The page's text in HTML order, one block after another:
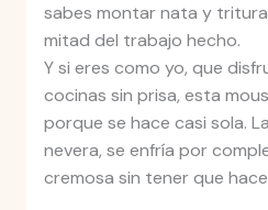
sabes montar nata y
mitad del trabajo hecho.
Y si eres como yo, que
cocinas sin prisa, esta
porque se hace casi sola.
nevera, se enfría por
cremosa sin tener que